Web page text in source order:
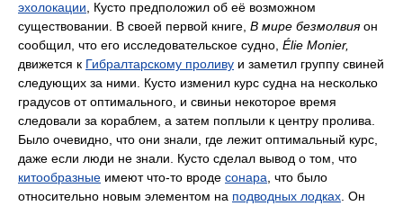
эхолокации , Кусто предположил об её возможном
существовании. В своей первой книге, В мире безмолвияон
сообщил, что его исследовательское судно, Élie Monier,
движется к Гибралтарскому проливу и заметил группу свиней
следующих за ними. Кусто изменил курс судна на несколько
градусов от оптимального, и свиньи некоторое время
следовали за кораблем, а затем поплыли к центру пролива.
Было очевидно, что они знали, где лежит оптимальный курс,
даже если люди не знали. Кусто сделал вывод о том, что
китообразные имеют что-то вроде сонара , что было
относительно новым элементом на подводных лодках . Он